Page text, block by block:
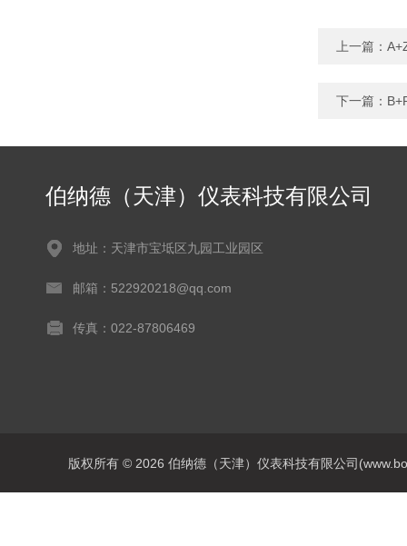
上一篇：
下一篇：
伯纳德（天津）仪表科技有限公司
地址：天津市宝坻区九园工业园区
邮箱：522920218@qq.com
传真：022-87806469
版权所有 © 2026 伯纳德（天津）仪表科技有限公司